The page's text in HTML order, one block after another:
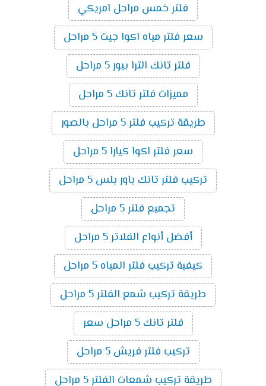
فلتر خمس مراحل امريكي
سعر فلتر مياه اكوا جيت 5 مراحل
فلتر تانك الترا بيور 5 مراحل
مميزات فلتر تانك 5 مراحل
طريقة تركيب فلتر 5 مراحل بالصور
سعر فلتر اكوا كيارا 5 مراحل
تركيب فلتر تانك باور بلس 5 مراحل
تجميع فلتر 5 مراحل
أفضل أنواع الفلاتر 5 مراحل
كيفية تركيب فلتر المياه 5 مراحل
طريقة تركيب شمع الفلتر 5 مراحل
فلتر تانك 5 مراحل سعر
تركيب فلتر فريش 5 مراحل
طريقة تركيب شمعات الفلتر 5 مراحل